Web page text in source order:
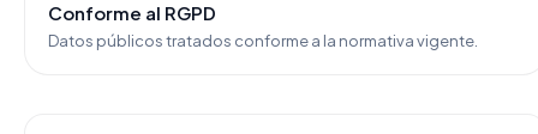
Conforme al RGPD
Datos públicos tratados conforme a la normativa vigente.